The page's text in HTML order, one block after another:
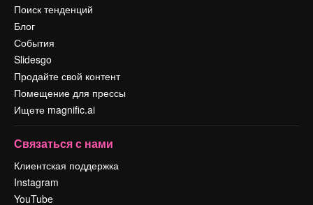
Поиск тенденций
Блог
События
Slidesgo
Продайте свой контент
Помещение для прессы
Ищете magnific.ai
Связаться с нами
Клиентская поддержка
Instagram
YouTube